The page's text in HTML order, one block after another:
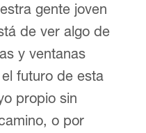
gente joven
de ver algo de
y ventanas
futuro de esta
propio sin
o por